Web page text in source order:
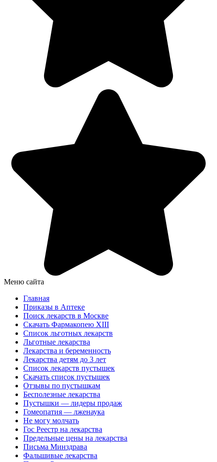
Меню сайта
Главная
Приказы в Аптеке
Поиск лекарств в Москве
Скачать Фармакопею XIII
Список льготных лекарств
Льготные лекарства
Лекарства и беременность
Лекарства детям до 3 лет
Список лекарств пустышек
Скачать список пустышек
Отзывы по пустышкам
Бесполезные лекарства
Пустышки — лидеры продаж
Гомеопатия — лженаука
Не могу молчать
Гос Реестр на лекарства
Предельные цены на лекарства
Письма Минздрава
Фальшивые лекарства